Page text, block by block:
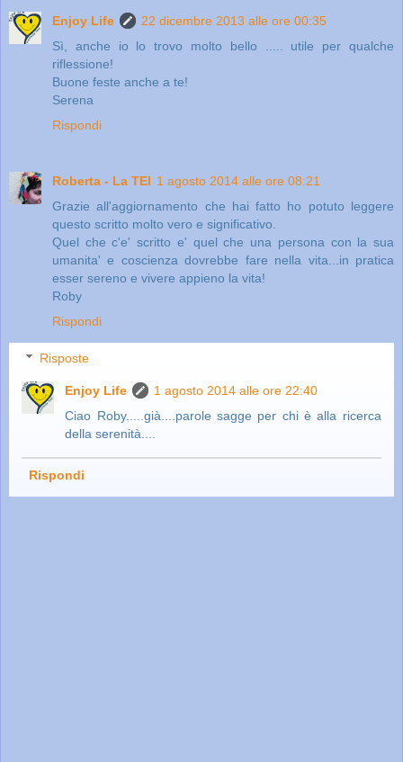
Enjoy Life
22 dicembre 2013 alle ore 00:35
Sì, anche io lo trovo molto bello ..... utile per qualche
riflessione!
Buone feste anche a te!
Serena
Rispondi
Roberta - La TEI 1 agosto 2014 alle ore 08:21
Grazie all'aggiornamento che hai fatto ho potuto leggere
questo scritto molto vero e significativo.
Quel che c'e' scritto e' quel che una persona con la sua
umanita' e coscienza dovrebbe fare nella vita...in pratica
esser sereno e vivere appieno la vita!
Roby
Rispondi
Risposte
Enjoy Life
1 agosto 2014 alle ore 22:40
Ciao Roby.....già....parole sagge per chi è alla ricerca
della serenità....
Rispondi